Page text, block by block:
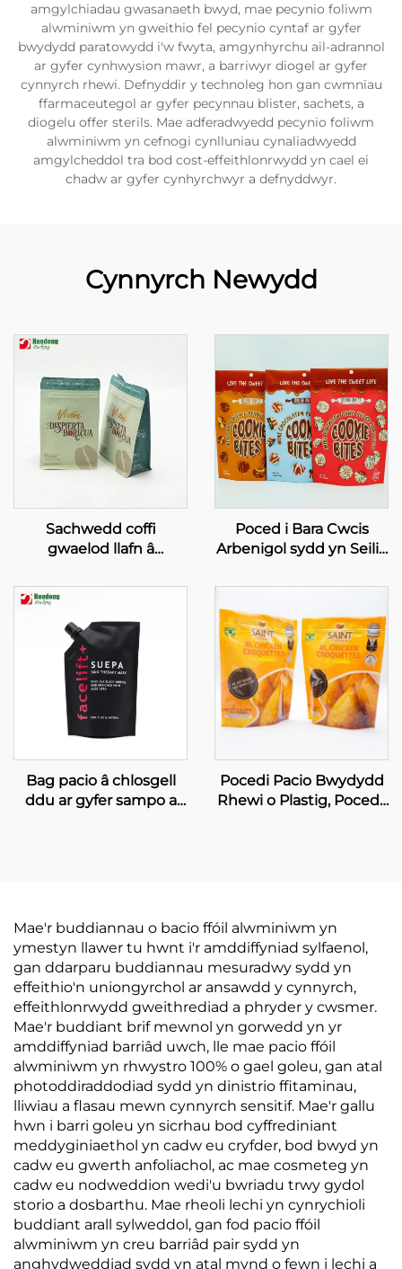
amgylchiadau gwasanaeth bwyd, mae pecynio foliwm
alwminiwm yn gweithio fel pecynio cyntaf ar gyfer
bwydydd paratowydd i'w fwyta, amgynhyrchu ail-adrannol
ar gyfer cynhwysion mawr, a barriwyr diogel ar gyfer
cynnyrch rhewi. Defnyddir y technoleg hon gan cwmnïau
ffarmaceutegol ar gyfer pecynnau blister, sachets, a
diogelu offer sterils. Mae adferadwyedd pecynio foliwm
alwminiwm yn cefnogi cynlluniau cynaliadwyedd
amgylcheddol tra bod cost-effeithlonrwydd yn cael ei
chadw ar gyfer cynhyrchwyr a defnyddwyr.
Cynnyrch Newydd
Sachwedd coffi
gwaelod llafn â
coffi, sachwedd i geirn
Poced i Bara Cwcis
Arbenigol sydd yn Seilio
Alwminiwm
Bag pacio â chlosgell
ddu ar gyfer sampo a
Pocedi Pacio Bwydydd
Rhewi o Plastig, Poced i
Mae'r buddiannau o bacio ffóil alwminiwm yn
ymestyn llawer tu hwnt i'r amddiffyniad sylfaenol,
gan ddarparu buddiannau mesuradwy sydd yn
effeithio'n uniongyrchol ar ansawdd y cynnyrch,
effeithlonrwydd gweithrediad a phryder y cwsmer.
Mae'r buddiant brif mewnol yn gorwedd yn yr
amddiffyniad barriâd uwch, lle mae pacio ffóil
alwminiwm yn rhwystro 100% o gael goleu, gan atal
photoddiraddodiad sydd yn dinistrio ffitaminau,
lliwiau a flasau mewn cynnyrch sensitif. Mae'r gallu
hwn i barri goleu yn sicrhau bod cyffrediniant
meddyginiaethol yn cadw eu cryfder, bod bwyd yn
cadw eu gwerth anfoliachol, ac mae cosmeteg yn
cadw eu nodweddion wedi'u bwriadu trwy gydol
storio a dosbarthu. Mae rheoli lechi yn cynrychioli
buddiant arall sylweddol, gan fod pacio ffóil
alwminiwm yn creu barriâd pair sydd yn
anghydweddiad sydd yn atal mynd o fewn i lechi a